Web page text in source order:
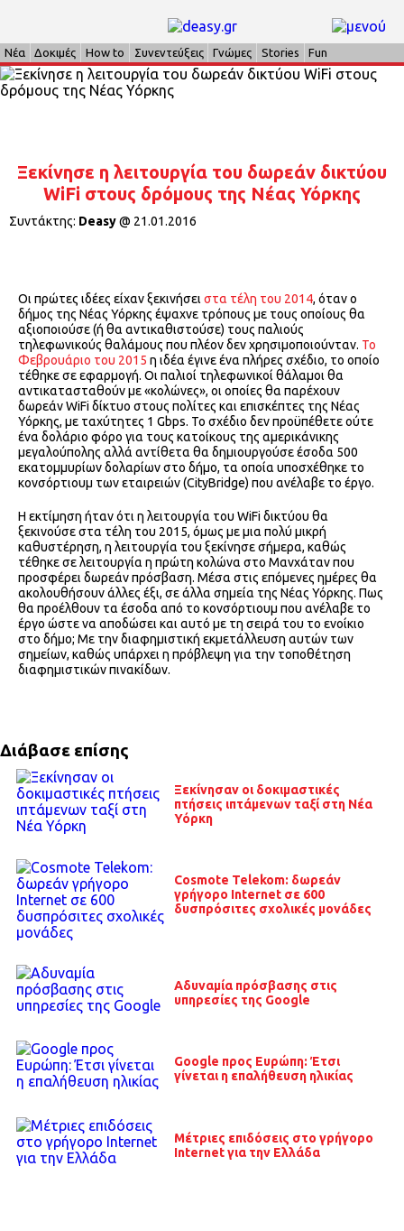
Νέα Δοκιμές How to Συνεντεύξεις Γνώμες Stories Fun
Ξεκίνησε η λειτουργία του δωρεάν δικτύου
WiFi στους δρόμους της Νέας Υόρκης
Συντάκτης: Deasy@ 21.01.2016
Οι πρώτες ιδέες είχαν ξεκινήσει στα τέλη του 2014, όταν ο
δήμος της Νέας Υόρκης έψαχνε τρόπους με τους οποίους θα
αξιοποιούσε (ή θα αντικαθιστούσε) τους παλιούς
τηλεφωνικούς θαλάμους που πλέον δεν χρησιμοποιούνταν. Το
Φεβρουάριο του 2015 η ιδέα έγινε ένα πλήρες σχέδιο, το οποίο
τέθηκε σε εφαρμογή. Οι παλιοί τηλεφωνικοί θάλαμοι θα
αντικατασταθούν με «κολώνες», οι οποίες θα παρέχουν
δωρεάν WiFi δίκτυο στους πολίτες και επισκέπτες της Νέας
Υόρκης, με ταχύτητες 1 Gbps. To σχέδιο δεν προϋπέθετε ούτε
ένα δολάριο φόρο για τους κατοίκους της αμερικάνικης
μεγαλούπολης αλλά αντίθετα θα δημιουργούσε έσοδα 500
εκατομμυρίων δολαρίων στο δήμο, τα οποία υποσχέθηκε το
κονσόρτιουμ των εταιρειών (CityBridge) που ανέλαβε το έργο.
Η εκτίμηση ήταν ότι η λειτουργία του WiFi δικτύου θα
ξεκινούσε στα τέλη του 2015, όμως με μια πολύ μικρή
καθυστέρηση, η λειτουργία του ξεκίνησε σήμερα, καθώς
τέθηκε σε λειτουργία η πρώτη κολώνα στο Μανχάταν που
προσφέρει δωρεάν πρόσβαση. Μέσα στις επόμενες ημέρες θα
ακολουθήσουν άλλες έξι, σε άλλα σημεία της Νέας Υόρκης. Πως
θα προέλθουν τα έσοδα από το κονσόρτιουμ που ανέλαβε το
έργο ώστε να αποδώσει και αυτό με τη σειρά του το ενοίκιο
στο δήμο; Με την διαφημιστική εκμετάλλευση αυτών των
σημείων, καθώς υπάρχει η πρόβλεψη για την τοποθέτηση
διαφημιστικών πινακίδων.
Διάβασε επίσης
Ξεκίνησαν οι δοκιμαστικές
πτήσεις ιπτάμενων ταξί στη Νέα
Υόρκη
Cosmote Telekom: δωρεάν
γρήγορο Internet σε 600
δυσπρόσιτες σχολικές μονάδες
Αδυναμία πρόσβασης στις
υπηρεσίες της Google
Google προς Ευρώπη: Έτσι
γίνεται η επαλήθευση ηλικίας
Μέτριες επιδόσεις στο γρήγορο
Internet για την Ελλάδα